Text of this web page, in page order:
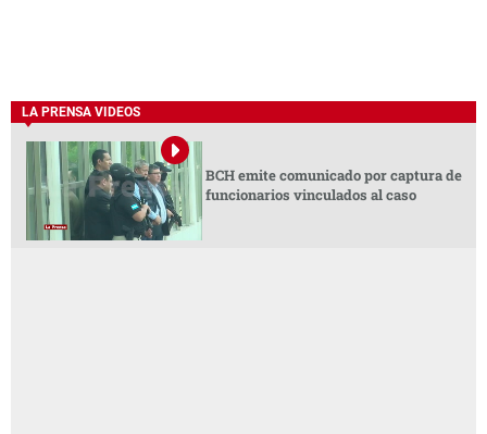
LA PRENSA VIDEOS
BCH emite comunicado por captura de
funcionarios vinculados al caso